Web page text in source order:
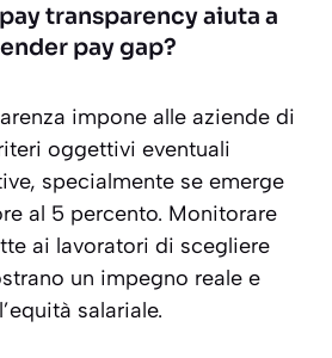
transparency aiuta a
pay gap?
impone alle aziende di
oggettivi eventuali
specialmente se emerge
al 5 percento. Monitorare
ai lavoratori di scegliere
un impegno reale e
salariale.